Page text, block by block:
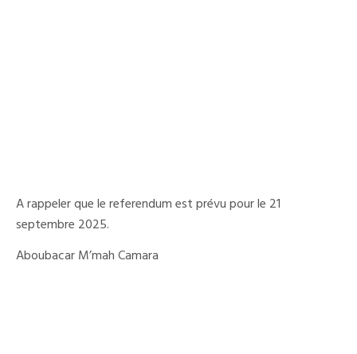
A rappeler que le referendum est prévu pour le 21
septembre 2025.
Aboubacar M’mah Camara